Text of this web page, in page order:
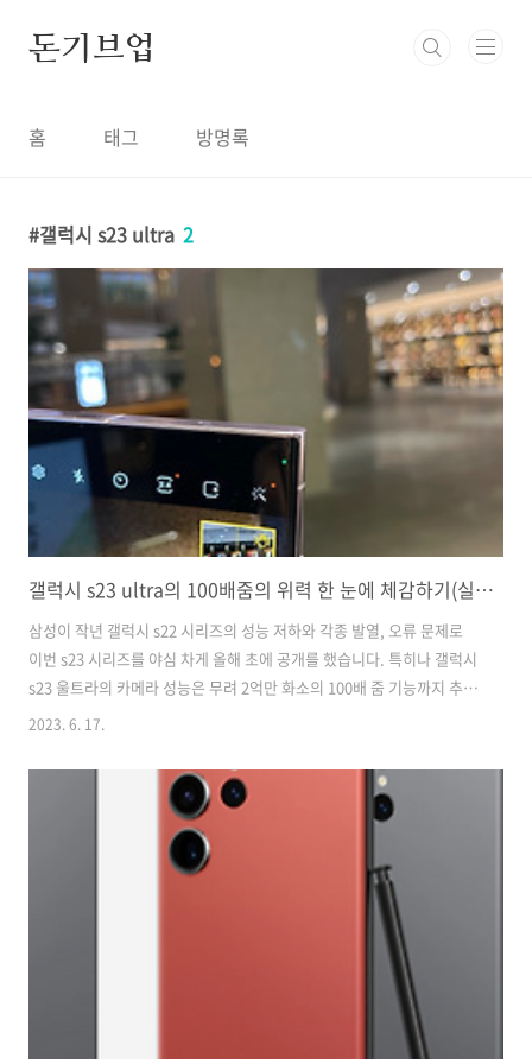
돈기브업
홈 태그 방명록
갤럭시 s23 ultra 2
갤럭시 s23 ultra의 100배줌의 위력 한 눈에 체감하기(실착 사진 포함)
삼성이 작년 갤럭시 s22 시리즈의 성능 저하와 각종 발열, 오류 문제로
이번 s23 시리즈를 야심 차게 올해 초에 공개를 했습니다. 특히나 갤럭시
s23 울트라의 카메라 성능은 무려 2억만 화소의 100배 줌 기능까지 추가
가 되었습니다. 갤럭시 시리즈의 발전이 점차 나기 시작하면서 아이폰 조
발색되는 것이 감성이 있다며 좋아하지만 현실적으로 봤을 때 화질이며
줌 기능이며 갤럭시가 아이폰 14 카메라의 2배는 성능이 앞선 것 같습니
다. 목차 갤럭시 s23 울트라 100배줌의 위력 (사진 포함) 갤럭시 s23과
아이폰 14 pro max 카메라 비교 갤럭시 s23 울트라 최저가 구매하러 가
2023. 6. 17.